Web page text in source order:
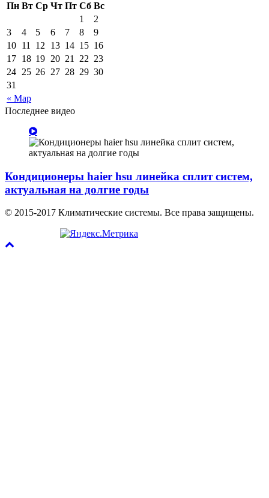
Пн Вт Ср Чт Пт Сб Вс
« Мар
1
2
3
4 5 6 7 8
9
10 11 12 13 14 15 16
17 18 19 20 21 22 23
24 25 26 27 28 29 30
31
Последнее видео
Кондиционеры haier hsu линейка сплит систем,
актуальная на долгие годы
© 2015-2017 Климатические системы. Все права защищены.